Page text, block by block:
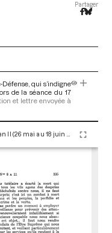
Partager
qui s’indigne
de la séance du 17
et lettre envoyée à